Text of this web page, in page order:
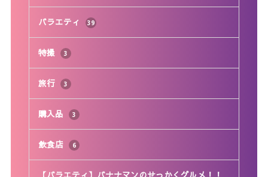
バラエティ 39
特撮 3
旅行 3
購入品 3
飲食店 6